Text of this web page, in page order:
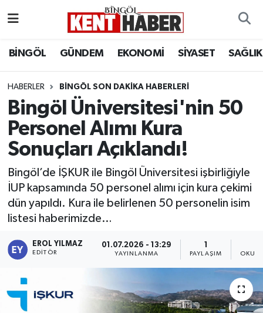
BİNGÖL GÜNDEM EKONOMİ SİYASET SAĞLIK
HABERLER BINGÖL SON DAKIKA HABERLERI
Bingöl Üniversitesi'nin 50
Personel Alımı Kura
Sonuçları Açıklandı!
Bingöl’de İŞKUR ile Bingöl Üniversitesi işbirliğiyle
İUP kapsamında 50 personel alımı için kura çekimi
dün yapıldı. Kura ile belirlenen 50 personelin isim
listesi haberimizde…
EROL YILMAZ
EDITÖR
01.07.2026 - 13:29
YAYINLANMA PAYLAŞIM
BİLİM-TEKNOLOJİ
DÜNYA
EĞİTİM
EKONOMİ
GENÇ
GÜNDEM
KARLIOVA
Bingöl Hava Durumu
Bingöl Namaz Vakitleri
Bingöl Trafik Yoğunluk Haritası
Süper Lig Puan Durumu ve Fikstür
Tüm Manşetler
Son Dakika Haberleri
Haber Arşivi